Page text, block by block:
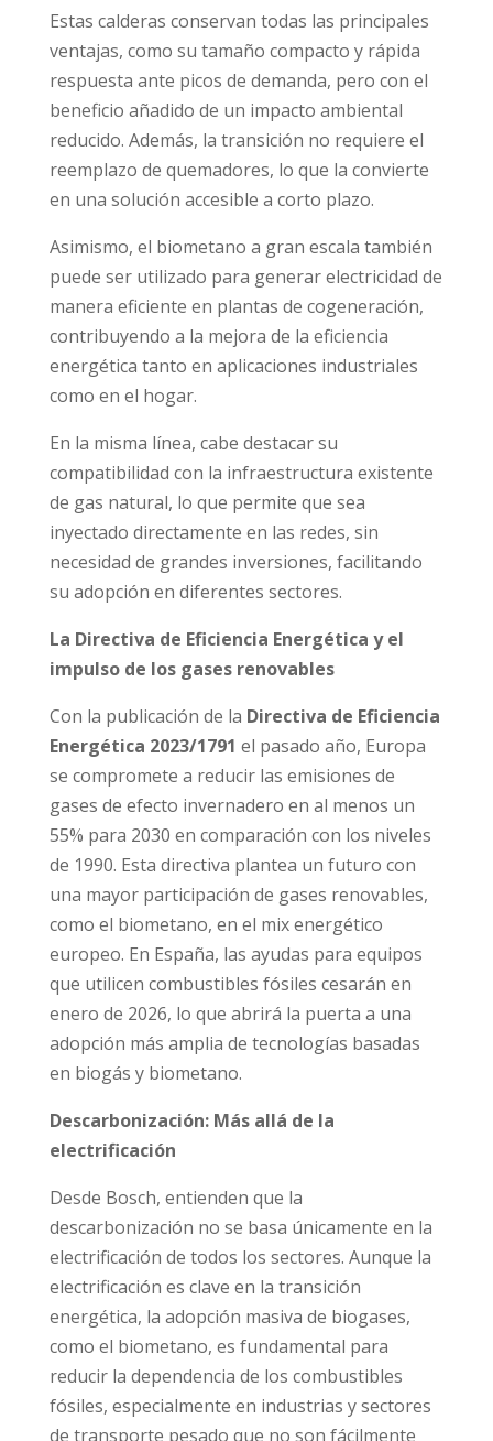
Estas calderas conservan todas las principales
ventajas, como su tamaño compacto y rápida
respuesta ante picos de demanda, pero con el
beneficio añadido de un impacto ambiental
reducido. Además, la transición no requiere el
reemplazo de quemadores, lo que la convierte
en una solución accesible a corto plazo.
Asimismo, el biometano a gran escala también
puede ser utilizado para generar electricidad de
manera eficiente en plantas de cogeneración,
contribuyendo a la mejora de la eficiencia
energética tanto en aplicaciones industriales
como en el hogar.
En la misma línea, cabe destacar su
compatibilidad con la infraestructura existente
de gas natural, lo que permite que sea
inyectado directamente en las redes, sin
necesidad de grandes inversiones, facilitando
su adopción en diferentes sectores.
La Directiva de Eficiencia Energética y el
impulso de los gases renovables
Con la publicación de la Directiva de Eficiencia
Energética 2023/1791 el pasado año, Europa
se compromete a reducir las emisiones de
gases de efecto invernadero en al menos un
55% para 2030 en comparación con los niveles
de 1990. Esta directiva plantea un futuro con
una mayor participación de gases renovables,
como el biometano, en el mix energético
europeo. En España, las ayudas para equipos
que utilicen combustibles fósiles cesarán en
enero de 2026, lo que abrirá la puerta a una
adopción más amplia de tecnologías basadas
en biogás y biometano.
Descarbonización: Más allá de la
electrificación
Desde Bosch, entienden que la
descarbonización no se basa únicamente en la
electrificación de todos los sectores. Aunque la
electrificación es clave en la transición
energética, la adopción masiva de biogases,
como el biometano, es fundamental para
reducir la dependencia de los combustibles
fósiles, especialmente en industrias y sectores
de transporte pesado que no son fácilmente